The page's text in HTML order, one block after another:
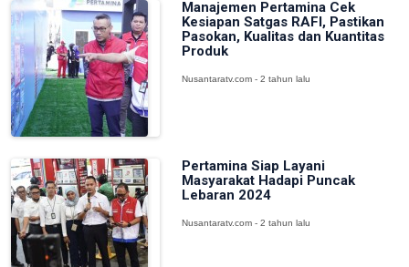
Manajemen Pertamina Cek
Kesiapan Satgas RAFI, Pastikan
Pasokan, Kualitas dan Kuantitas
Produk
Nusantaratv.com - 2 tahun lalu
Pertamina Siap Layani
Masyarakat Hadapi Puncak
Lebaran 2024
Nusantaratv.com - 2 tahun lalu